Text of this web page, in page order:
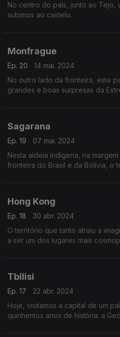
No centro do país, junto ao Tejo,
subimos ao castelo.
Monfrague
Ep. 20
14 mai. 2024
No outro lado da fronteira, este
grandes e boas surpresas da
Sagarana
Ep. 19
07 mai. 2024
Nesta aldeia indígena, na
fronteira do Brasil e da Bolívia, o
Hong Kong
Ep. 18
30 abr. 2024
O território que tanto atraiu a
a ser um dos lugares mais
Tbilisi
Ep. 17
22 abr. 2024
Hoje, visitamos a capital de um
quinhentos anos de história: a